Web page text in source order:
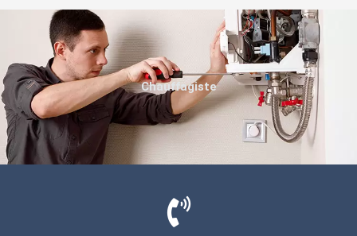
Chauffagiste